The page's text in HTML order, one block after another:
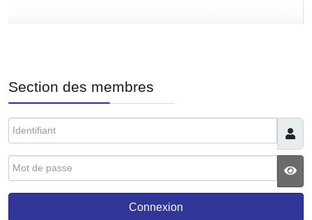
Section des membres
Identifiant
Mot de passe
Connexion